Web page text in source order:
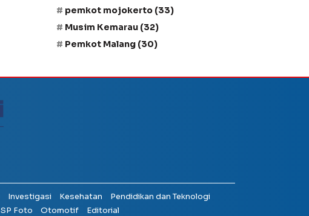
pemkot mojokerto (33)
Musim Kemarau (32)
Pemkot Malang (30)
Investigasi Kesehatan
Pendidikan dan Teknologi
SP Foto Otomotif Editorial